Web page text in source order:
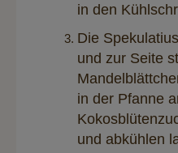
in den
Die
und zur Seite
in der Pfanne
und abkühlen